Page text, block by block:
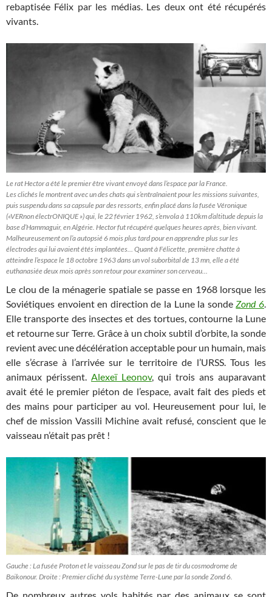
rebaptisée Félix par les médias. Les deux ont été récupérés
vivants.
Le rat Hector a été le premier être vivant envoyé dans l’espace par la France.
Les clichés le montrent avec un des chats qui s’entraînaient pour les missions suivantes,
puis suspendu dans sa capsule par des ressorts, enfin placé dans la fusée Véronique
(«VERnon électrONIQUE ») qui, le 22 février 1962, s’envola à 110km d’altitude depuis la
base d’Hammaguir, en Algérie. Hector fut récupéré quelques heures après, bien vivant.
Malheureusement on l’a autopsié 6 mois plus tard pour en apprendre plus sur les
électrodes qui lui avaient étés implantées… Quant à Félicette, première chatte à
atteindre l’espace le 18 octobre 1963 dans un vol suborbital de 13 mn, elle a été
euthanasiée deux mois après son retour pour examiner son cerveau…
Le clou de la ménagerie spatiale se passe en 1968 lorsque les
Soviétiques envoient en direction de la Lune la sondeZond 6.
Elle transporte des insectes et des tortues, contourne la Lune
et retourne sur Terre. Grâce à un choix subtil d’orbite, la sonde
revient avec une décélération acceptable pour un humain, mais
elle s’écrase à l’arrivée sur le territoire de l’URSS. Tous les
animaux périssent. Alexeï Leonov, qui trois ans auparavant
avait été le premier piéton de l’espace, avait fait des pieds et
des mains pour participer au vol. Heureusement pour lui, le
chef de mission Vassili Michine avait refusé, conscient que le
vaisseau n’était pas prêt !
Gauche : La fusée Proton et le vaisseau Zond sur le pas de tir du cosmodrome de
Baikonour. Droite : Premier cliché du système Terre-Lune par la sonde Zond 6.